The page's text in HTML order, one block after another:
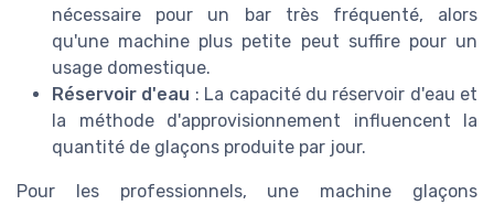
nécessaire pour un bar très fréquenté, alors
qu'une machine plus petite peut suffire pour un
usage domestique.
Réservoir d'eau : La capacité du réservoir d'eau et
la méthode d'approvisionnement influencent la
quantité de glaçons produite par jour.
Pour les professionnels, une machine glaçons